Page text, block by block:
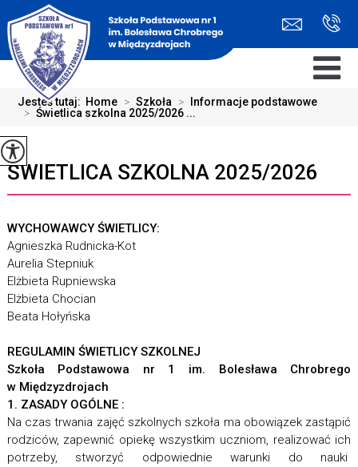
Jesteś tutaj: Home > Szkoła >
Informacje podstawowe
> Świetlica szkolna 2025/2026 ...
ŚWIETLICA SZKOLNA 2025/2026
WYCHOWAWCY ŚWIETLICY:
Agnieszka Rudnicka-Kot
Aurelia Stepniuk
Elżbieta Rupniewska
Elżbieta Chocian
Beata Hołyńska
REGULAMIN ŚWIETLICY SZKOLNEJ
Szkoła Podstawowa nr 1 im. Bolesława Chrobrego
w Międzyzdrojach
1. ZASADY OGÓLNE :
Na czas trwania zajęć szkolnych szkoła ma obowiązek zastąpić
rodziców, zapewnić opiekę wszystkim uczniom, realizować ich
potrzeby, stworzyć odpowiednie warunki do nauki